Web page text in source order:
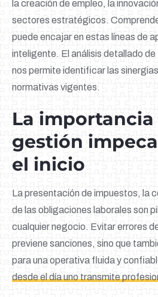
la creación de empleo, la
sectores estratégicos.
puede encajar en estas líneas de
inteligente. El análisis detallado
nos permite identificar las
normativas vigentes.
La importancia
gestión
el inicio
La presentación de impuestos, la
de las obligaciones laborales son
cualquier negocio. Evitar errores
previene sanciones, sino que
para una operativa fluida y
desde el día uno transmite